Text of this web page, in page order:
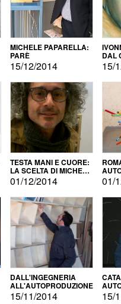
MICHELE PAPARELLA:
PARÈ
15/12/2014
DAL
15/
TESTA MANI E CUORE:
LA SCELTA DI MICHELE
BARBERIO
01/12/2014 01/
DALL'INGEGNERIA
ALL'AUTOPRODUZIONE
15/11/2014 15/